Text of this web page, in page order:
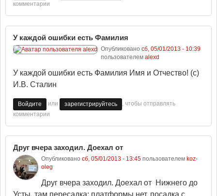
комментарии
У каждой ошибки есть Фамилия
Опубликовано сб, 05/01/2013 - 10:39
пользователем alexd
У каждой ошибки есть Фамилия Имя и Отчество! (с)
И.В. Сталин
Войдите или зарегистрируйтесь
, чтобы отправлять
комментарии
Друг вчера заходил. Доехал от
Опубликовано сб, 05/01/2013 - 13:45пользователем koz-
oleg
Друг вчера заходил. Доехал от Нижнего до